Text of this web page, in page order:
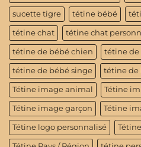
sucette tigre tétine bébé
tétine chat tétine chat
tétine de bébé chien tétine
tétine de bébé singe tétine de
Tétine image animal Tétine
Tétine image garçon Tétine
Tétine logo personnalisé